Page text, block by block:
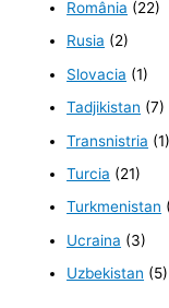
România (22)
Rusia (2)
Slovacia (1)
Tadjikistan (7)
Transnistria (1)
Turcia (21)
Turkmenistan
Ucraina (3)
Uzbekistan (5)